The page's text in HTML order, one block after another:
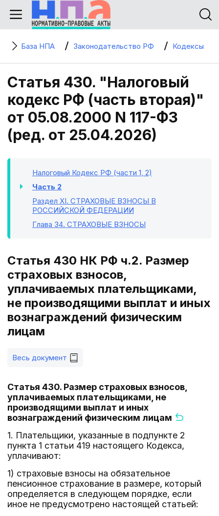
База НПА Законодательство РФ Кодексы
Статья 430. "Налоговый
кодекс РФ (часть вторая)"
от 05.08.2000 N 117-ФЗ
(ред. от 25.04.2026)
Налоговый Кодекс РФ (части 1, 2)
Часть 2
Раздел XI. СТРАХОВЫЕ ВЗНОСЫ В
РОССИЙСКОЙ ФЕДЕРАЦИИ
Глава 34. СТРАХОВЫЕ ВЗНОСЫ
Статья 430 НК РФ ч.2. Размер
страховых взносов,
уплачиваемых плательщиками,
не производящими выплат и иных
вознаграждений физическим
лицам
Весь документ
Статья 430. Размер страховых взносов,
уплачиваемых плательщиками, не
производящими выплат и иных
вознаграждений физическим лицам
1. Плательщики, указанные в подпункте 2
пункта 1 статьи 419 настоящего Кодекса,
уплачивают:
1) страховые взносы на обязательное
пенсионное страхование в размере, который
определяется в следующем порядке, если
иное не предусмотрено настоящей статьей: